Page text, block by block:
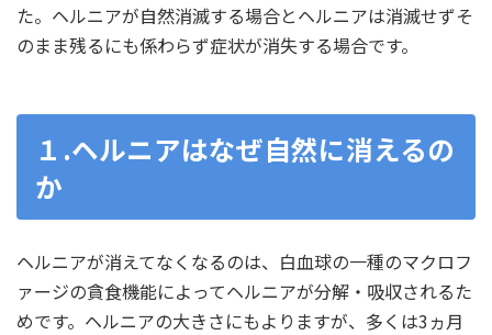
た。ヘルニアが自然消滅する場合とヘルニアは消滅せずそ
のまま残るにも係わらず症状が消失する場合です。
１.ヘルニアはなぜ自然に消えるの
か
ヘルニアが消えてなくなるのは、白血球の一種のマクロフ
ァージの貪食機能によってヘルニアが分解・吸収されるた
めです。ヘルニアの大きさにもよりますが、多くは3ヵ月